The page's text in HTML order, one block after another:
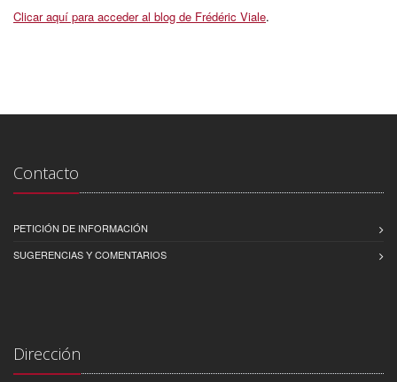
Clicar aquí para acceder al blog de Frédéric Viale.
Contacto
PETICIÓN DE INFORMACIÓN
SUGERENCIAS Y COMENTARIOS
Dirección